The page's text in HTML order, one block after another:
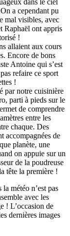
dans le ciel
a cependant pu
mal visibles, avec
Raphaël ont appris
!
allaient aux cours
Encore de bons
Antoine qui s’est
refaire ce sport
!
par notre cuisinière
parti à pieds sur le
de comprendre
entre les
chaque. Des
accompagnées de
planète, une
on appuie sur un
de la poudreuse
tête la première !
météo n’est pas
avec les
! L’occasion de
dernières images